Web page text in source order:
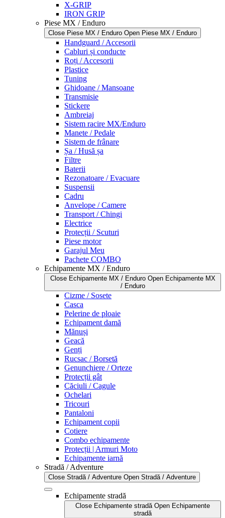
X-GRIP
IRON GRIP
Piese MX / Enduro
Close Piese MX / Enduro Open Piese MX / Enduro
Handguard / Accesorii
Cabluri și conducte
Roți / Accesorii
Plastice
Tuning
Ghidoane / Mansoane
Transmisie
Stickere
Ambreiaj
Sistem racire MX/Enduro
Manete / Pedale
Sistem de frânare
Șa / Husă șa
Filtre
Baterii
Rezonatoare / Evacuare
Suspensii
Cadru
Anvelope / Camere
Transport / Chingi
Electrice
Protecții / Scuturi
Piese motor
Garajul Meu
Pachete COMBO
Echipamente MX / Enduro
Close Echipamente MX / Enduro Open Echipamente MX
/ Enduro
Cizme / Sosete
Casca
Pelerine de ploaie
Echipament damă
Mănuși
Geacă
Genți
Rucsac / Borsetă
Genunchiere / Orteze
Protecții gât
Căciuli / Cagule
Ochelari
Tricouri
Pantaloni
Echipament copii
Cotiere
Combo echipamente
Protecții | Armuri Moto
Echipamente iarnă
Stradă / Adventure
Close Stradă / Adventure Open Stradă / Adventure
Echipamente stradă
Close Echipamente stradă Open Echipamente
stradă